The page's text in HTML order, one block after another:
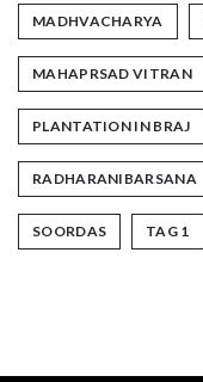
MADHVACHARYA
MAHAPRSAD VITRAN
PLANTATION IN BRAJ
RADHARANIBARSANA
SOORDAS TAG 1